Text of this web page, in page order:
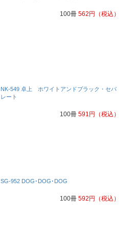
100冊 562円 （税込）
NK-549 卓上 ホワイトアンドブラック・セパ
レート
100冊 591 円 （税込）
SG-952 DOG･DOG･DOG
100冊 592 円 （税込）